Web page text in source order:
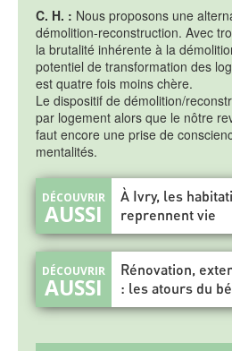
C. H. : Nous proposons une
démolition-reconstruction. Avec
la brutalité inhérente à la
potentiel de transformation des
est quatre fois moins chère.
Le dispositif de démolition/
par logement alors que le nôtre
faut encore une prise de
mentalités.
À Ivry, les
reprennent vie
Rénovation,
: les atours du